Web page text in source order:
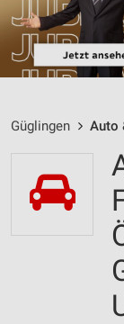
Güglingen Auto